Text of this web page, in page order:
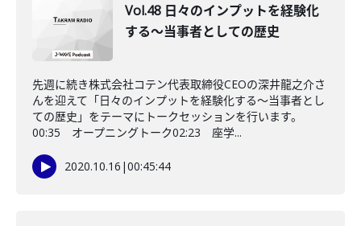
Vol.48 日々のインプットを経験化
する～当事者としての歴史
先週に続き株式会社コテン代表取締役CEOの深井龍之介さ
んを迎えて「日々のインプットを経験化する～当事者とし
ての歴史」をテーマにトークセッションを行います。
00:35 オープニングトーク02:23 座学...
2020.10.16 |00:45:44